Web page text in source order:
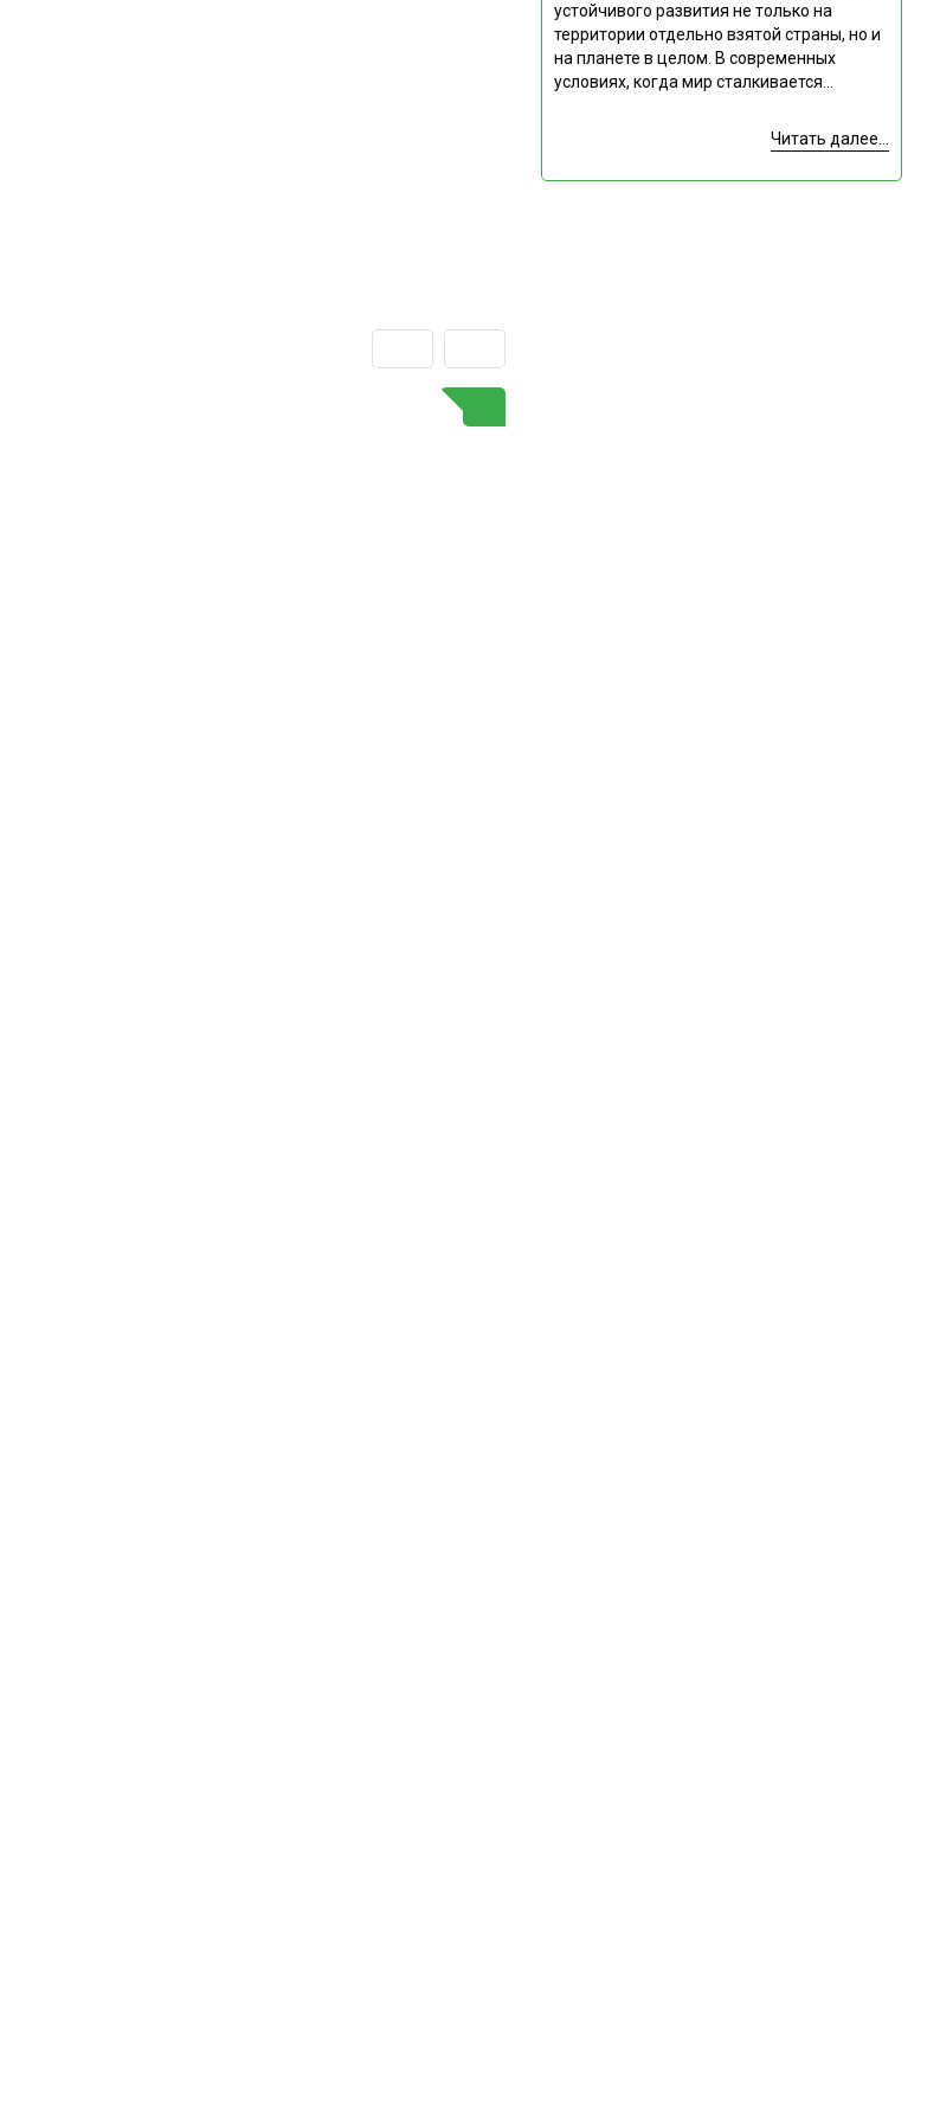
устойчивого развития не только на
территории отдельно взятой страны, но и
на планете в целом. В современных
условиях, когда мир сталкивается...
Читать далее...